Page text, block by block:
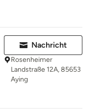
Nachricht
Rosenheimer
Landstraße 12A, 85653
Aying